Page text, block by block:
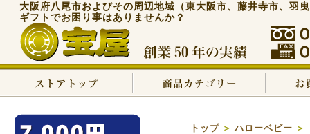
大阪府八尾市およびその周辺地域（東大阪市、藤井寺市、羽
ギフトでお困り事はありませんか？
トップ ＞ ハローベビー ＞